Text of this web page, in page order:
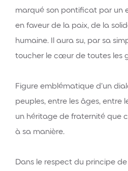
marqué son pontificat par un
en faveur de la paix, de la
humaine. Il aura su, par sa
toucher le cœur de toutes les
Figure emblématique d’un
peuples, entre les âges, entre
un héritage de fraternité que
à sa manière.
Dans le respect du principe